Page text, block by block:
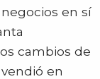
en sí
cambios de
en